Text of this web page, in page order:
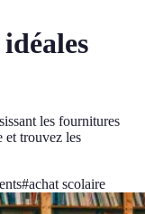
les fournitures
et trouvez les
#achat scolaire